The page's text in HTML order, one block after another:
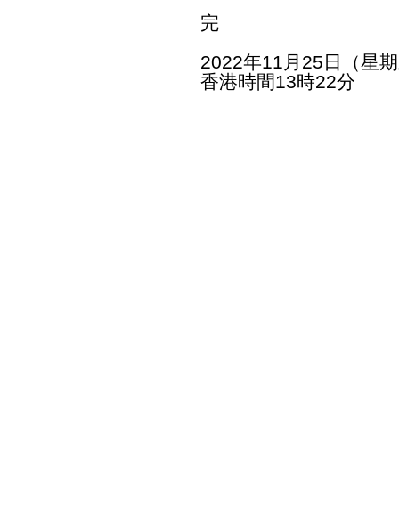
完
2022年11月25日（星
香港時間13時22分